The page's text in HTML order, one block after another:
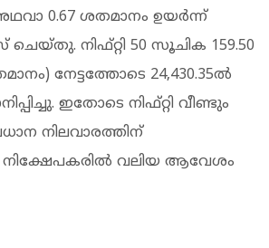
0.67 ശതമാനം ഉയർന്ന്
ചെയ്തു. നിഫ്റ്റി 50 സൂചിക 159.50
നേട്ടത്തോടെ 24,430.35ൽ
ഇതോടെ നിഫ്റ്റി വീണ്ടും
നിലവാരത്തിന്
വലിയ ആവേശം